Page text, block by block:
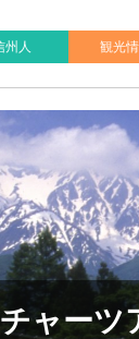
州人
観光
ャーツ